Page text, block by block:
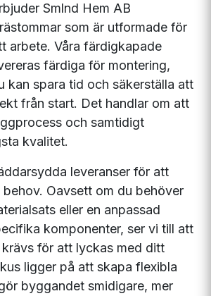
Smlnd Hem AB
som är utformade för
arbete. Våra färdigkapade
färdiga för montering,
kan spara tid och säkerställa att
från start. Det handlar om att
och samtidigt
kvalitet.
leveranser för att
behov. Oavsett om du behöver
eller en anpassad
komponenter, ser vi till att
för att lyckas med ditt
ligger på att skapa flexibla
byggandet smidigare, mer